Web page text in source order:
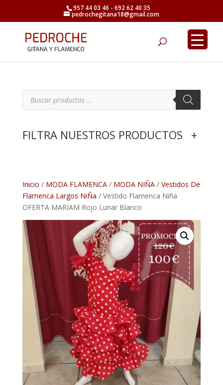
957 44 03 46 - 692 62 40 35
pedrochegitana18@gmail.com
Inicio / MODA FLAMENCA/ MODA NIÑA/ Vestidos De
Flamenca Largos NiÑa / Vestido Flamenca Niña
OFERTA MARIAM Rojo Lunar Blanco
B
d
a
d
u
c
t
o
s
FILTRA NUESTROS PRODUCTOS +